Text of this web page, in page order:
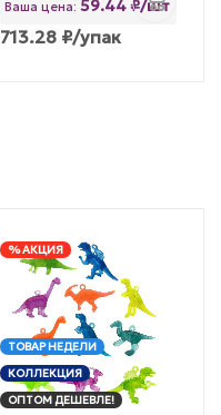
Ваша цена: 59.44 ₽/шт
713.28 ₽/упак
% АКЦИЯ
ТОВАР НЕДЕЛИ
КОЛЛЕКЦИЯ
ОПТОМ ДЕШЕВЛЕ!